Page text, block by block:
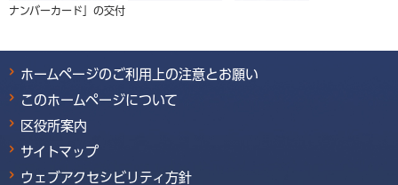
ナンバーカード」の交付
ホームページのご利用上の注意とお願い
このホームページについて
区役所案内
サイトマップ
ウェブアクセシビリティ方針